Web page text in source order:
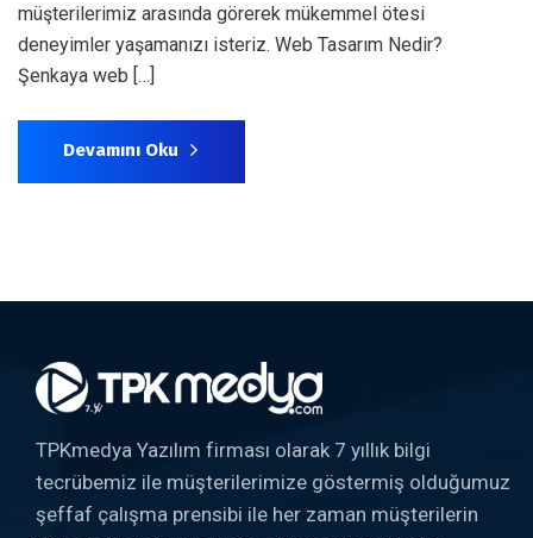
müşterilerimiz arasında görerek mükemmel ötesi
deneyimler yaşamanızı isteriz. Web Tasarım Nedir?
Şenkaya web […]
Devamını Oku
TPKmedya Yazılım firması olarak 7 yıllık bilgi
tecrübemiz ile müşterilerimize göstermiş olduğumuz
şeffaf çalışma prensibi ile her zaman müşterilerin